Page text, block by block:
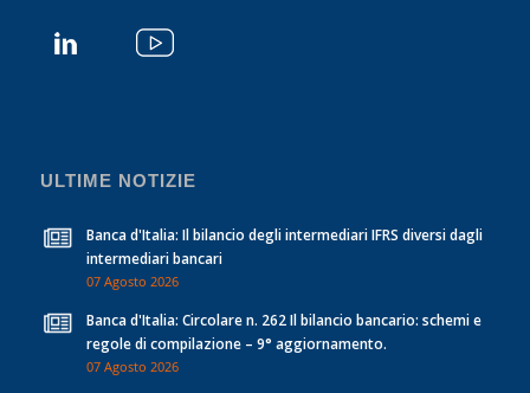
ULTIME NOTIZIE
Banca d'Italia: Il bilancio degli intermediari IFRS diversi dagli
intermediari bancari
07 Agosto 2026
Banca d'Italia: Circolare n. 262 Il bilancio bancario: schemi e
regole di compilazione – 9° aggiornamento.
07 Agosto 2026